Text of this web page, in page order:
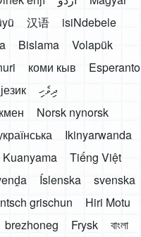
汉语
isiNdebele
Bislama
Volapük
коми кыв
Esperanto
ދިވެހި
Norsk nynorsk
Ikinyarwanda
Kuanyama
Tiếng Việt
Íslenska
svenska
grischun
Hiri Motu
brezhoneg Frysk
বাংলা